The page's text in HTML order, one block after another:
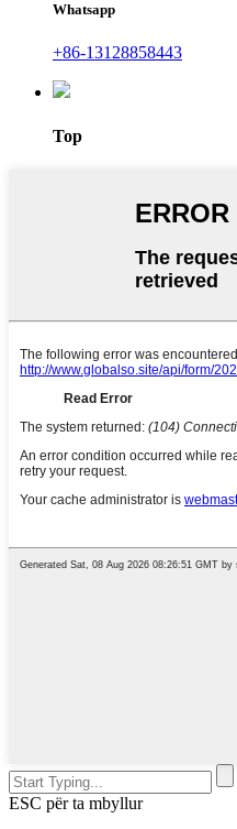
Whatsapp
+86-13128858443
Top
ESC për ta mbyllur